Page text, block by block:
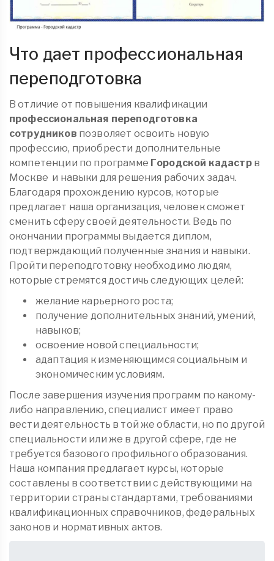
Что дает профессиональная
переподготовка
В отличие от повышения квалификации
профессиональная переподготовка
сотрудников позволяет освоить новую
профессию, приобрести дополнительные
компетенции по программе Городской кадастрв
Москве и навыки для решения рабочих задач.
Благодаря прохождению курсов, которые
предлагает наша организация, человек сможет
сменить сферу своей деятельности. Ведь по
окончании программы выдается диплом,
подтверждающий полученные знания и навыки.
Пройти переподготовку необходимо людям,
которые стремятся достичь следующих целей:
желание карьерного роста;
получение дополнительных знаний, умений,
навыков;
освоение новой специальности;
адаптация к изменяющимся социальным и
экономическим условиям.
После завершения изучения программ по какому-
либо направлению, специалист имеет право
вести деятельность в той же области, но по другой
специальности или же в другой сфере, где не
требуется базового профильного образования.
Наша компания предлагает курсы, которые
составлены в соответствии с действующими на
территории страны стандартами, требованиями
квалификационных справочников, федеральных
законов и нормативных актов.